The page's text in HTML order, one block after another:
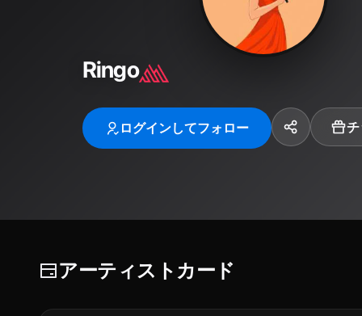
Ringo
ログインしてフォロー
アーティストカード